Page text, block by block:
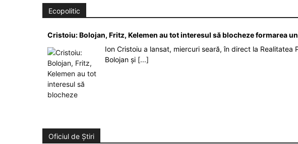
Ecopolitic
Cristoiu: Bolojan, Fritz, Kelemen au tot interesul să blocheze formarea
Ion Cristoiu a lansat, miercuri seară, în direct la Realitatea
Bolojan și [...]
Oficiul de Știri